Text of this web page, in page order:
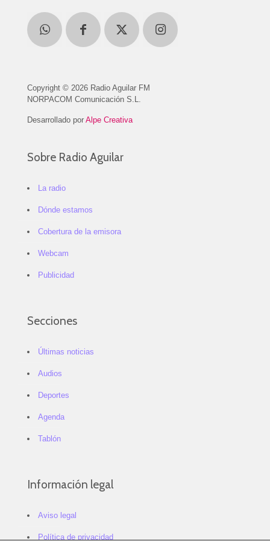
Copyright © 2026 Radio Aguilar FM
NORPACOM Comunicación S.L.
Desarrollado por Alpe Creativa
Sobre Radio Aguilar
La radio
Dónde estamos
Cobertura de la emisora
Webcam
Publicidad
Secciones
Últimas noticias
Audios
Deportes
Agenda
Tablón
Información legal
Aviso legal
Política de privacidad